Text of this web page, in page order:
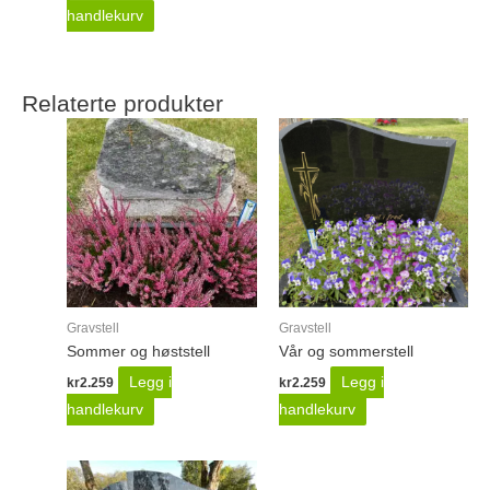
handlekurv
Relaterte produkter
Gravstell
Sommer og høststell
kr2.259
Legg i
handlekurv
Gravstell
Vår og sommerstell
kr2.259
Legg i
handlekurv